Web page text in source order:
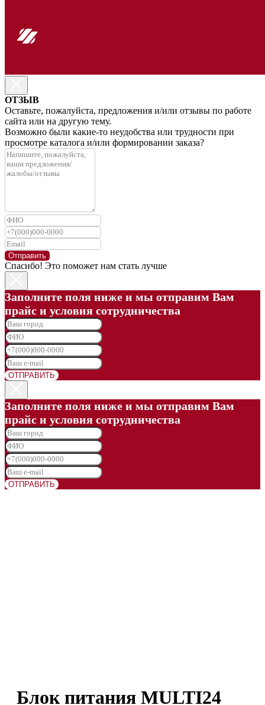
ОТЗЫВ
Оставьте, пожалуйста, предложения и/или отзывы по работе
сайта или на другую тему.
Возможно были какие-то неудобства или трудности при
просмотре каталога и/или формировании заказа?
Отправить
Спасибо! Это поможет нам стать лучше
Заполните поля ниже и мы отправим Вам
прайс и условия сотрудничества
ОТПРАВИТЬ
Заполните поля ниже и мы отправим Вам
прайс и условия сотрудничества
ОТПРАВИТЬ
Блок питания MULTI24